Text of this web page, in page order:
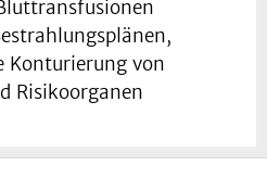
Konturierung von
Risikoorganen